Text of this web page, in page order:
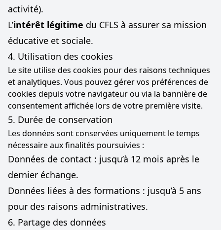
activité).
L’intérêt légitime du CFLS à assurer sa mission
éducative et sociale.
4. Utilisation des cookies
Le site utilise des cookies pour des raisons techniques
et analytiques. Vous pouvez gérer vos préférences de
cookies depuis votre navigateur ou via la bannière de
consentement affichée lors de votre première visite.
5. Durée de conservation
Les données sont conservées uniquement le temps
nécessaire aux finalités poursuivies :
Données de contact : jusqu’à 12 mois après le
dernier échange.
Données liées à des formations : jusqu’à 5 ans
pour des raisons administratives.
6. Partage des données